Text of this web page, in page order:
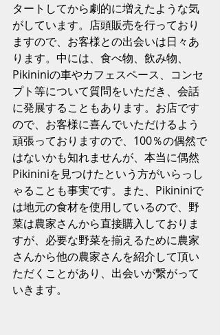
タートしてから劇的に増えたような気
がしています。店頭販売を行っており
ますので、お客様との出会いは日々あ
ります。中には、食べ物、飲み物、
Pikininiの車やカフェスペース、コンセ
プト等について質問をいただき、会話
に発展することもあります。お店です
ので、お客様に喜んでいただけるよう
頑張っておりますので、100％の偶然で
はないかも知れませんが、本当に偶然
Pikininiを見つけたという方がいらっし
ゃることも事実です。また、Pikininiで
は地元の食材を使用しているので、野
菜は農家さんから直接購入しておりま
すが、必要な野菜を揃えるために農家
さんから他の農家さんを紹介して頂い
ただくことがあり、出会いが繋がって
いきます。